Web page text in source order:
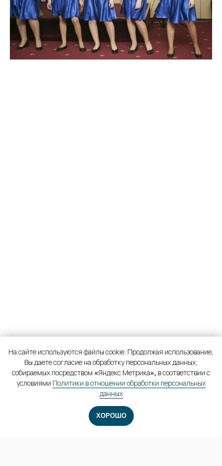
На сайте используются файлы cookie. Продолжая использование,
Вы даете согласие на обработку персональных данных,
собираемых посредством «Яндекс.Метрика», в соответствии с
условиями Политики в отношении обработки персональных
данных
ХОРОШО